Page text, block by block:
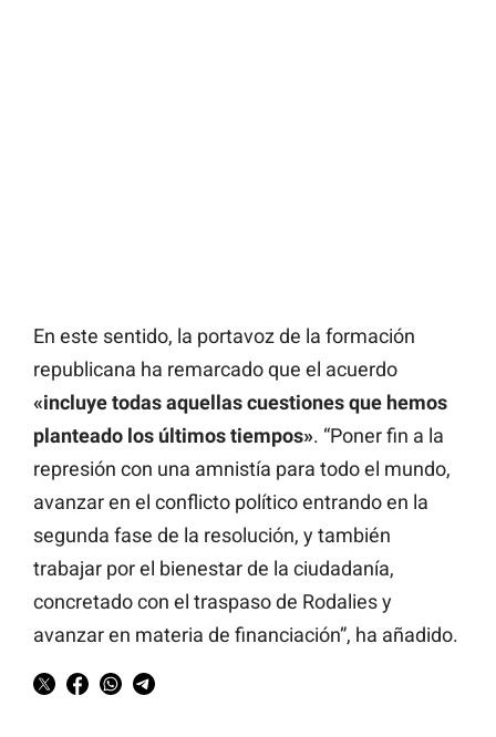
En este sentido, la portavoz de la formación
republicana ha remarcado que el acuerdo
«incluye todas aquellas cuestiones que hemos
planteado los últimos tiempos». “Poner fin a la
represión con una amnistía para todo el mundo,
avanzar en el conflicto político entrando en la
segunda fase de la resolución, y también
trabajar por el bienestar de la ciudadanía,
concretado con el traspaso de Rodalies y
avanzar en materia de financiación”, ha añadido.